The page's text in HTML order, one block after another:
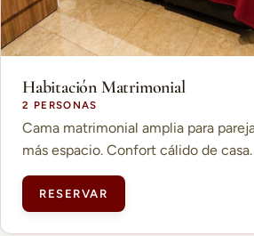
Habitación Matrimonial
2 PERSONAS
Cama matrimonial amplia para
más espacio. Confort cálido de casa.
RESERVAR